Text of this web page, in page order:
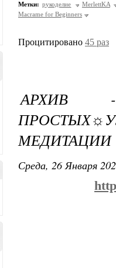
Метки: рукоделие
MerlettKA
Macrame for Beginners
Процитировано 45 раз
АРХИВ
МЕДИТАЦИИ
Среда, 26 Января